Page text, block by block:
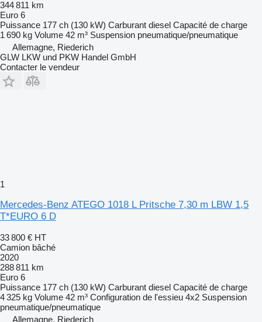
344 811 km
Euro 6
Puissance 177 ch (130 kW) Carburant diesel Capacité de charge
1 690 kg Volume 42 m³ Suspension pneumatique/pneumatique
Allemagne, Riederich
GLW LKW und PKW Handel GmbH
Contacter le vendeur
1
Mercedes-Benz ATEGO 1018 L Pritsche 7,30 m LBW 1,5
T*EURO 6 D
33 800 € HT
Camion bâché
2020
288 811 km
Euro 6
Puissance 177 ch (130 kW) Carburant diesel Capacité de charge
4 325 kg Volume 42 m³ Configuration de l'essieu 4x2 Suspension
pneumatique/pneumatique
Allemagne, Riederich